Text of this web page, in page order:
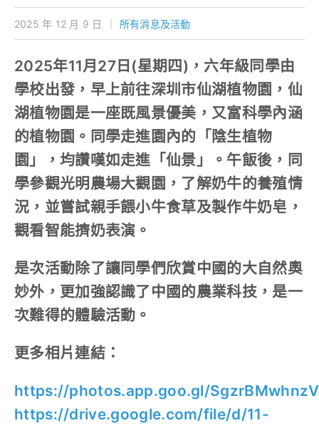
聯絡我們
2025 年 12 月 9 日 所有消息及活動
2025年11月27日(星期四)，六年級同學由
學校出發，早上前往深圳市仙湖植物園，仙
湖植物園是一座既風景優美，又富科學內涵
的植物園。同學走進園內的「陰生植物
園」，均讚嘆如走進「仙景」。午飯後，同
學參觀光明農場大觀園，了解奶牛的養殖情
況，並嘗試親手餵小牛食草及製作牛奶皂，
觀看智能擠奶表演。
是次活動除了讓同學們欣賞中國的大自然奧
妙外，更加強認識了中國的農業科技，是一
次難得的體驗活動。
更多相片連結：
https://photos.app.goo.gl/
https://drive.google.com/file/d/11-